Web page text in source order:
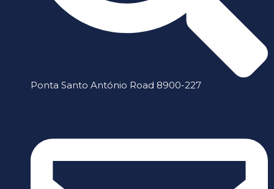
Ponta Santo António Road 8900-227